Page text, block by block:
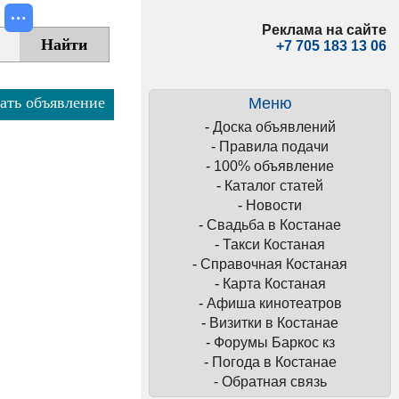
Реклама на сайте
+7 705 183 13 06
Меню
- Доска объявлений
- Правила подачи
- 100% объявление
- Каталог статей
- Новости
- Свадьба в Костанае
- Такси Костаная
- Справочная Костаная
- Карта Костаная
- Афиша кинотеатров
- Визитки в Костанае
- Форумы Баркос кз
- Погода в Костанае
- Обратная связь
объявление